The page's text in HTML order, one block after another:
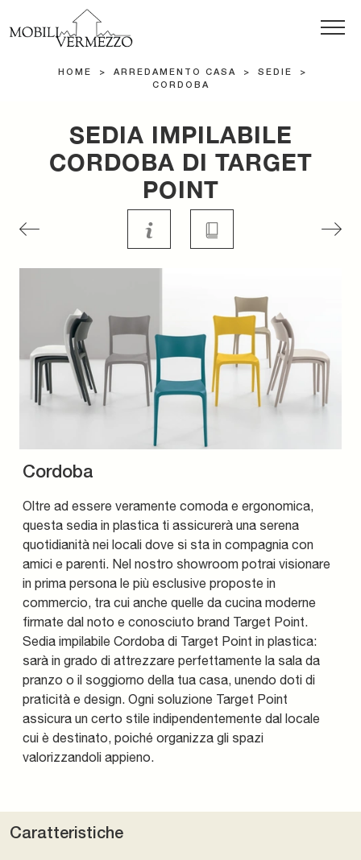
HOME > ARREDAMENTO CASA > SEDIE
>
CORDOBA
SEDIA IMPILABILE
CORDOBA DI TARGET
POINT
Cordoba
Oltre ad essere veramente comoda e ergonomica,
questa sedia in plastica ti assicurerà una serena
quotidianità nei locali dove si sta in compagnia con
amici e parenti. Nel nostro showroom potrai visionare
in prima persona le più esclusive proposte in
commercio, tra cui anche quelle da cucina moderne
firmate dal noto e conosciuto brand Target Point.
Sedia impilabile Cordoba di Target Point in plastica:
sarà in grado di attrezzare perfettamente la sala da
pranzo o il soggiorno della tua casa, unendo doti di
praticità e design. Ogni soluzione Target Point
assicura un certo stile indipendentemente dal locale
cui è destinato, poiché organizza gli spazi
valorizzandoli appieno.
Caratteristiche